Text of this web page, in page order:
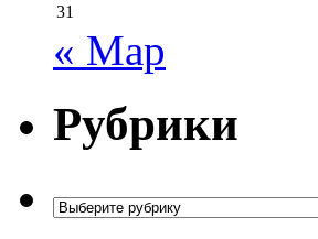
31
« Мар
Рубрики
Рубрики